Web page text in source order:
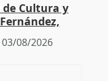
Cultura y
03/08/2026